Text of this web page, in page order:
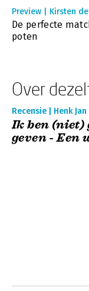
Preview | Kirsten de
De perfecte
poten
Over
Recensie | Henk
Ik ben (niet)
geven - Een